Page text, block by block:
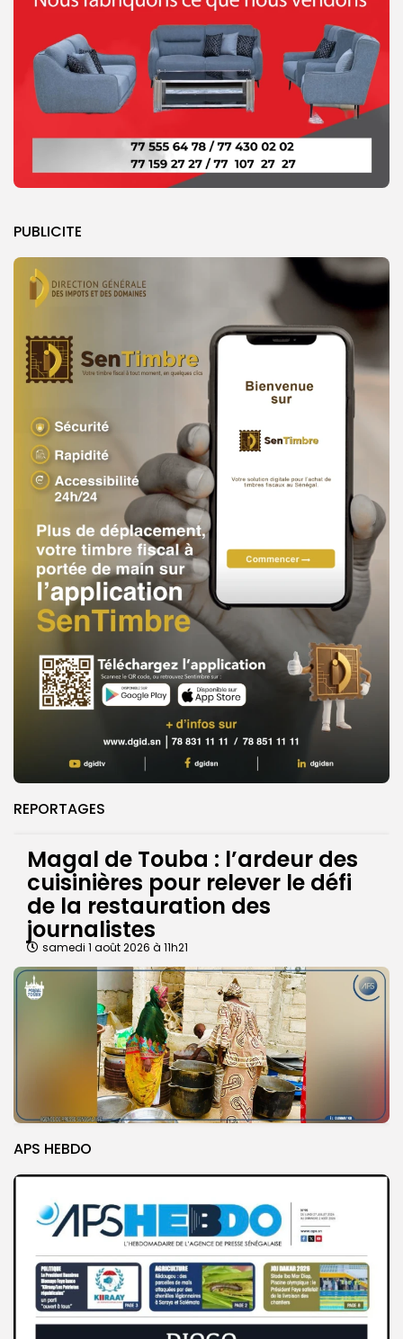
PUBLICITE
REPORTAGES
Magal de Touba : l’ardeur des
cuisinières pour relever le défi
de la restauration des
journalistes
samedi 1 août 2026 à 11h21
APS HEBDO